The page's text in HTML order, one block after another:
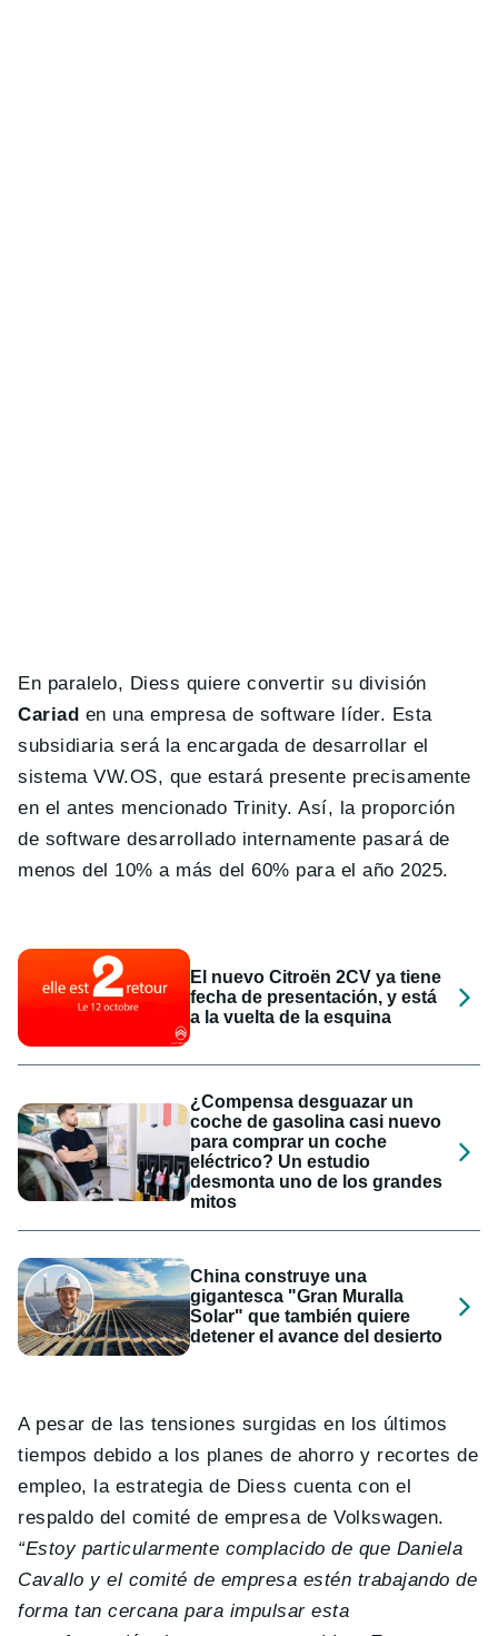
En paralelo, Diess quiere convertir su división
Cariad en una empresa de software líder. Esta
subsidiaria será la encargada de desarrollar el
sistema VW.OS, que estará presente precisamente
en el antes mencionado Trinity. Así, la proporción
de software desarrollado internamente pasará de
menos del 10% a más del 60% para el año 2025.
El nuevo Citroën 2CV ya tiene
fecha de presentación, y está
a la vuelta de la esquina
¿Compensa desguazar un
coche de gasolina casi nuevo
para comprar un coche
eléctrico? Un estudio
desmonta uno de los grandes
mitos
China construye una
gigantesca "Gran Muralla
Solar" que también quiere
detener el avance del desierto
A pesar de las tensiones surgidas en los últimos
tiempos debido a los planes de ahorro y recortes de
empleo, la estrategia de Diess cuenta con el
respaldo del comité de empresa de Volkswagen.
“Estoy particularmente complacido de que Daniela
Cavallo y el comité de empresa estén trabajando de
forma tan cercana para impulsar esta